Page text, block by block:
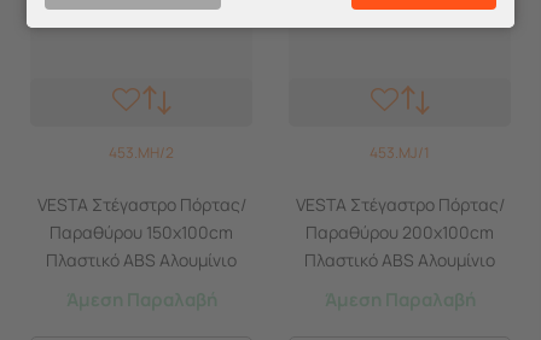
453.MH/2
VESTA Στέγαστρο Πόρτας/
Παραθύρου 150x100cm
Πλαστικό ABS Αλουμίνιο
Πάχους 1mm
Άμεση Παραλαβή
453.MJ/1
VESTA Στέγαστρο Πόρτας/
Παραθύρου 200x100cm
Πλαστικό ABS Αλουμίνιο
Πάχους 1mm
Άμεση Παραλαβή